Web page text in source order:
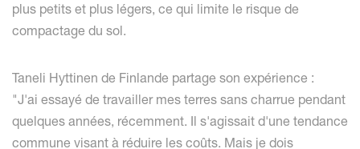
plus petits et plus légers, ce qui limite le risque de
compactage du sol.
Taneli Hyttinen de Finlande partage son expérience :
"J'ai essayé de travailler mes terres sans charrue pendant
quelques années, récemment. Il s'agissait d'une tendance
commune visant à réduire les coûts. Mais je dois